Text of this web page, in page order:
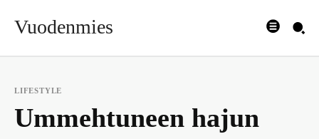
Vuodenmies
LIFESTYLE
Ummehtuneen hajun